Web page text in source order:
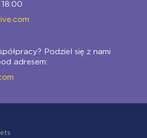
Podziel się z nami
adresem: